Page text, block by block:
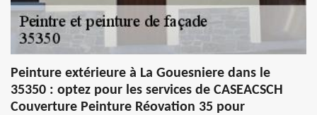
Peinture extérieure à La Gouesniere dans le
35350 : optez pour les services de CASEACSCH
Couverture Peinture Réovation 35 pour